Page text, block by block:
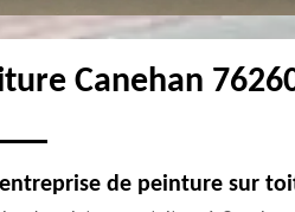
Canehan
de peinture sur